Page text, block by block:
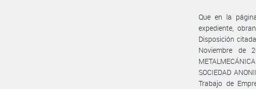
Que en la
expediente,
Disposición
Noviembre de
SOCIEDAD
Trabajo de